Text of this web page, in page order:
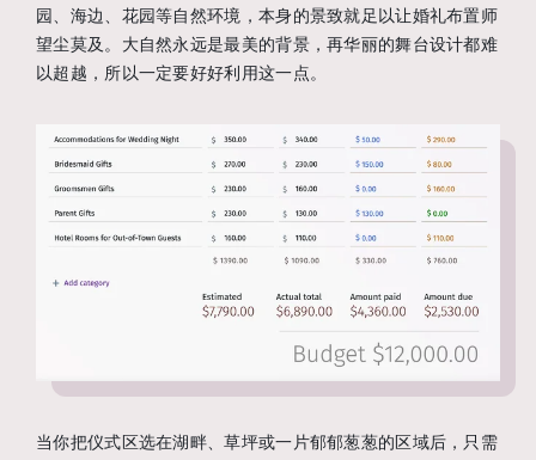
园、海边、花园等自然环境，本身的景致就足以让婚礼布置师
望尘莫及。大自然永远是最美的背景，再华丽的舞台设计都难
以超越，所以一定要好好利用这一点。
当你把仪式区选在湖畔、草坪或一片郁郁葱葱的区域后，只需